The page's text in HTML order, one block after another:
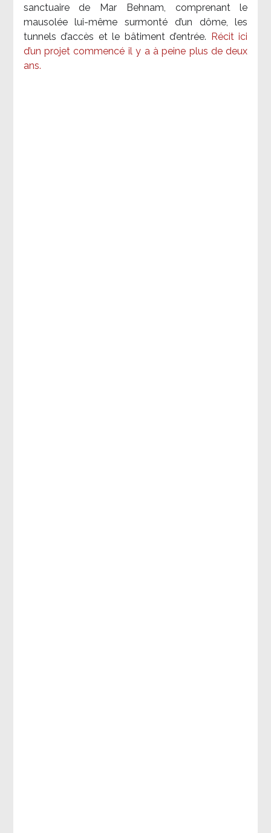
sanctuaire de Mar Behnam, comprenant le
mausolée lui-même surmonté d’un dôme, les
tunnels d’accès et le bâtiment d’entrée.
Récit ici
d’un projet commencé il y a à peine plus de deux
ans.